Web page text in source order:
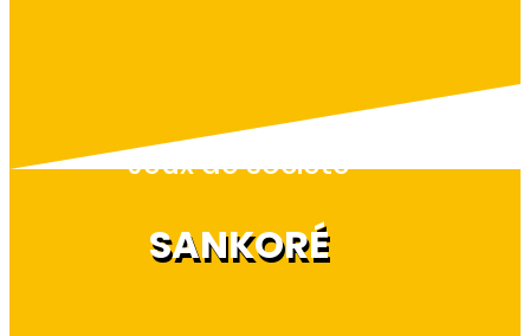
Jeux de société
SANKORÉ